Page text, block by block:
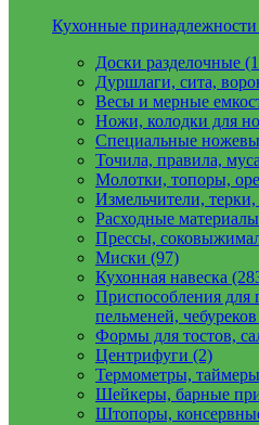
Кухонные
Доски разделочные
Дуршлаги, сита,
Весы и мерные
Ножи, колодки для
Специальные
Точила, правила,
Молотки, топоры,
Измельчители,
Расходные
Прессы,
Миски (97)
Кухонная навеска
Приспособления для
пельменей,
Формы для тостов,
Центрифуги (2)
Термометры,
Шейкеры, барные
Штопоры,